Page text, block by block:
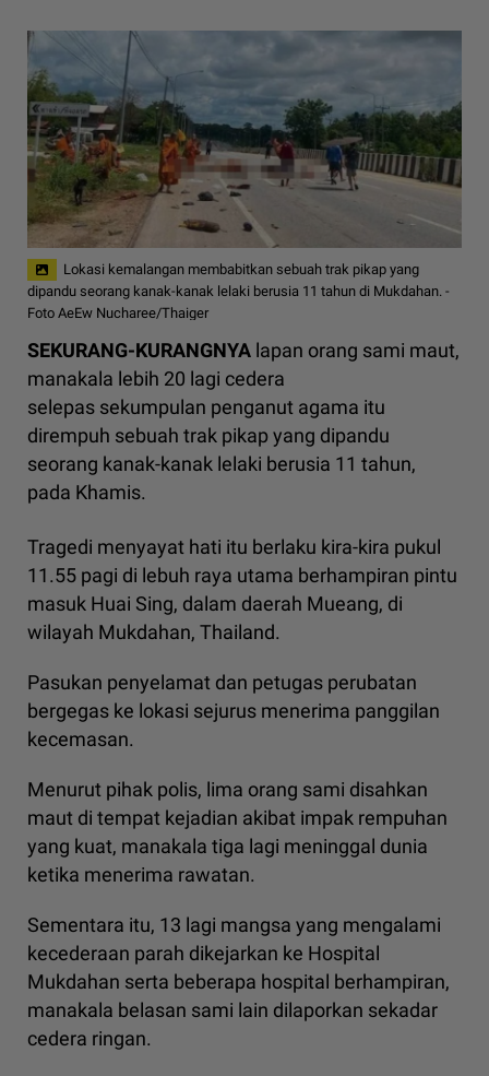
Lokasi kemalangan membabitkan sebuah trak pikap yang
dipandu seorang kanak-kanak lelaki berusia 11 tahun di Mukdahan. -
Foto AeEw Nucharee/Thaiger
SEKURANG-KURANGNYA lapan orang sami maut,
manakala lebih 20 lagi cedera
selepas sekumpulan penganut agama itu
dirempuh sebuah trak pikap yang dipandu
seorang kanak-kanak lelaki berusia 11 tahun,
pada Khamis.
Tragedi menyayat hati itu berlaku kira-kira pukul
11.55 pagi di lebuh raya utama berhampiran pintu
masuk Huai Sing, dalam daerah Mueang, di
wilayah Mukdahan, Thailand.
Pasukan penyelamat dan petugas perubatan
bergegas ke lokasi sejurus menerima panggilan
kecemasan.
Menurut pihak polis, lima orang sami disahkan
maut di tempat kejadian akibat impak rempuhan
yang kuat, manakala tiga lagi meninggal dunia
ketika menerima rawatan.
Sementara itu, 13 lagi mangsa yang mengalami
kecederaan parah dikejarkan ke Hospital
Mukdahan serta beberapa hospital berhampiran,
manakala belasan sami lain dilaporkan sekadar
cedera ringan.